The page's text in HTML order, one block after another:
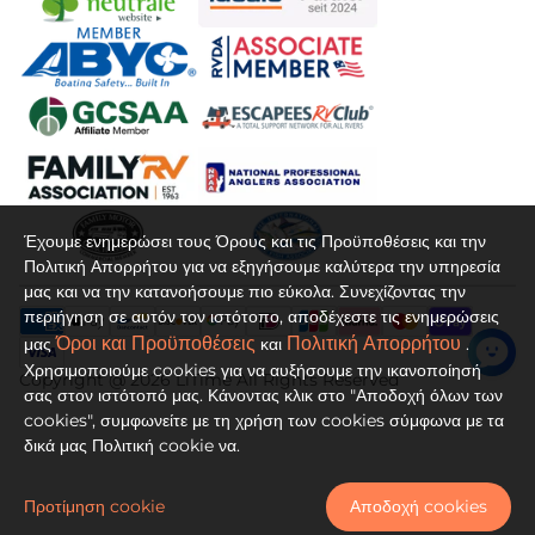
Απόδοση υπηρεσιών
Τρόποι πληρωμής
Προστασία δεδομένων
Αποτύπωμα
Όροι και Προϋποθέσεις
Intellectual Property
Widerrufsrecht
Επαφή
Copyright @ 2026 LiTime All Rights Reserved
Έχουμε ενημερώσει τους Όρους και τις Προϋποθέσεις και την
Πολιτική Απορρήτου για να εξηγήσουμε καλύτερα την υπηρεσία
μας και να την κατανοήσουμε πιο εύκολα. Συνεχίζοντας την
περιήγηση σε αυτόν τον ιστότοπο, αποδέχεστε τις ενημερώσεις
μαςΌροι και Προϋποθέσεις και Πολιτική Απορρήτου .
Χρησιμοποιούμε cookies για να αυξήσουμε την ικανοποίησή
σας στον ιστότοπό μας. Κάνοντας κλικ στο "Αποδοχή όλων των
cookies", συμφωνείτε με τη χρήση των cookies σύμφωνα με τα
δικά μας Πολιτική cookie να.
Προτίμηση cookie Αποδοχή cookies